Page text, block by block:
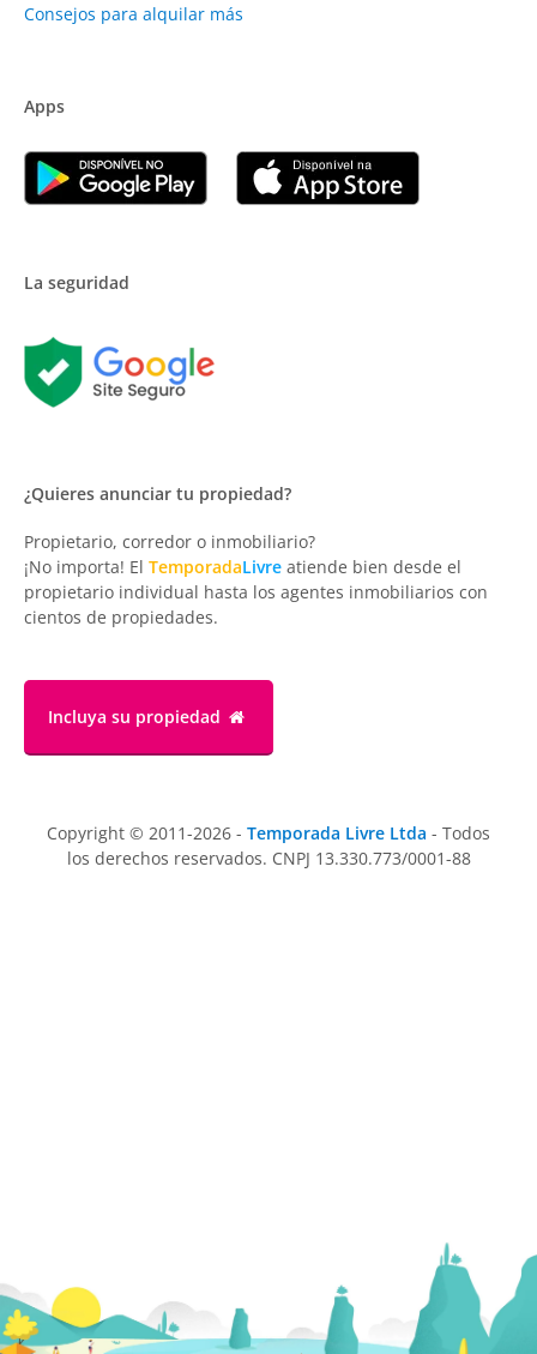
Consejos para alquilar más
Apps
La seguridad
¿Quieres anunciar tu propiedad?
Propietario, corredor o inmobiliario?
¡No importa! El TemporadaLivre atiende bien desde el
propietario individual hasta los agentes inmobiliarios con
cientos de propiedades.
Incluya su propiedad
Copyright © 2011-2026 - Temporada Livre Ltda - Todos
los derechos reservados. CNPJ 13.330.773/0001-88